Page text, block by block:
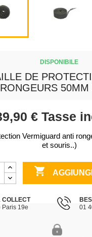
DISPONIBILE
DE
RONGEURS 50MM
€ Tasse
Vermiguard anti
et souris..)

COLLECT
Paris 19e
01